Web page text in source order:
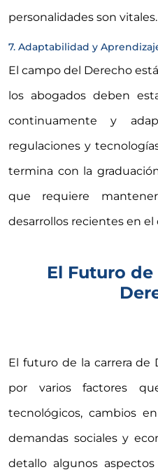
personalidades son vitales.
7. Adaptabilidad y
El campo del Derecho
los abogados deben
continuamente y
regulaciones y
termina con la
que requiere
desarrollos recientes en el
El Futuro
El futuro de la carrera de
por varios factores
tecnológicos, cambios
demandas sociales y
detallo algunos